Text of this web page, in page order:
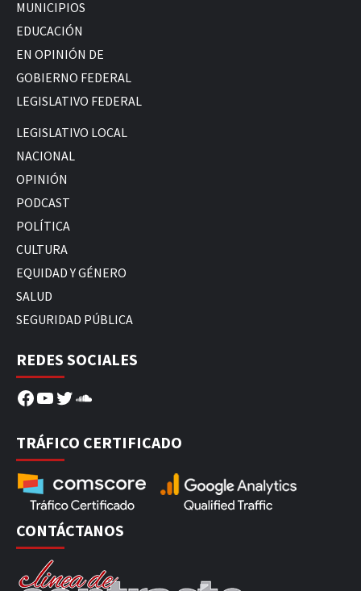
MUNICIPIOS
EDUCACIÓN
EN OPINIÓN DE
GOBIERNO FEDERAL
LEGISLATIVO FEDERAL
LEGISLATIVO LOCAL
NACIONAL
OPINIÓN
PODCAST
POLÍTICA
CULTURA
EQUIDAD Y GÉNERO
SALUD
SEGURIDAD PÚBLICA
REDES SOCIALES
Facebook
YouTube
Twitter
SoundCloud
TRÁFICO CERTIFICADO
CONTÁCTANOS